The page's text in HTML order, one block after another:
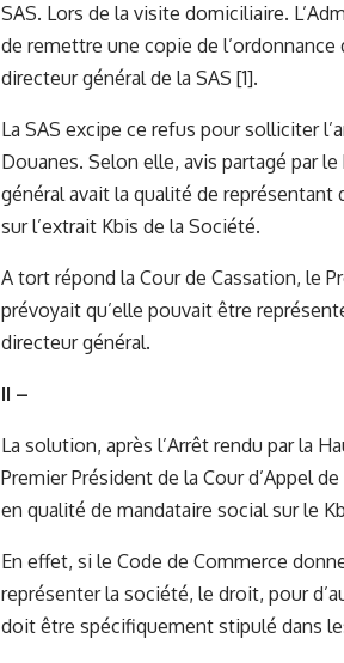
SAS. Lors de la visite domiciliaire.
de remettre une copie de
directeur général de la SAS [1].
La SAS excipe ce refus pour solliciter
Douanes. Selon elle, avis partagé par le
général avait la qualité de représentant
sur l’extrait Kbis de la Société.
A tort répond la Cour de Cassation, le
prévoyait qu’elle pouvait être
directeur général.
II –
La solution, après l’Arrêt rendu par la
Premier Président de la Cour d’Appel
en qualité de mandataire social sur le
En effet, si le Code de Commerce
représenter la société, le droit, pour
doit être spécifiquement stipulé dans